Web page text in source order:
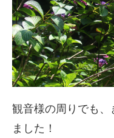
観音様の周りでも
ました！